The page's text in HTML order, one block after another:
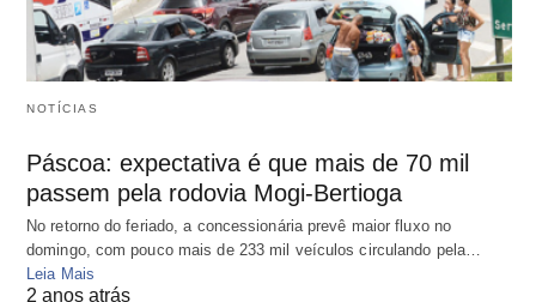
NOTÍCIAS
Páscoa: expectativa é que mais de 70 mil
passem pela rodovia Mogi-Bertioga
No retorno do feriado, a concessionária prevê maior fluxo no
domingo, com pouco mais de 233 mil veículos circulando pela…
Leia Mais
2 anos atrás